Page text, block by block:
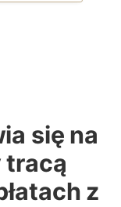
się na
tracą
z